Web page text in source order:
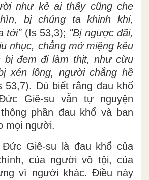
như kẻ ai thấy cũng che
bị chúng ta khinh khi,
tới" (Is 53,3); "Bị ngược đãi,
nhục, chẳng mở miệng kêu
bị đem đi làm thịt, như cừu
xén lông, người chẳng hề
Dù biết rằng đau khổ
Giê-su vẫn tự nguyện
phần đau khổ và ban
mọi người.
Giê-su là đau khổ của
của người vô tội, của
vì người khác. Điều này